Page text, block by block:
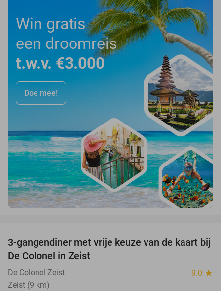
Win gratis
een droomreis
t.w.v. €3.000
Doe mee!
33%
3-gangendiner met vrije keuze van de kaart bij
De Colonel in Zeist
De Colonel Zeist 9.0 star
Zeist (9 km)